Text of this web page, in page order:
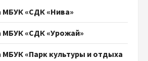
МБУК «СДК «Нива»
МБУК «СДК «Урожай»
МБУК «Парк культуры и отдыха